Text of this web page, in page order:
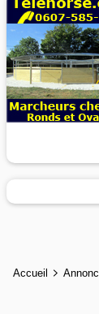
Accueil